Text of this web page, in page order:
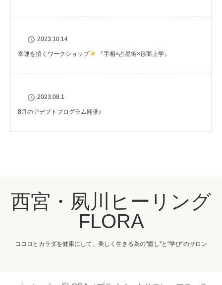
2023.10.14
幸運を招くワークショップ 『手相×占星術×形而上学』
2023.08.1
8月のアデプトプログラム開催♪
西宮・夙川ヒーリング
FLORA
ココロとカラダを健康にして、美しく生きる為の"癒し"と"学び"のサロン